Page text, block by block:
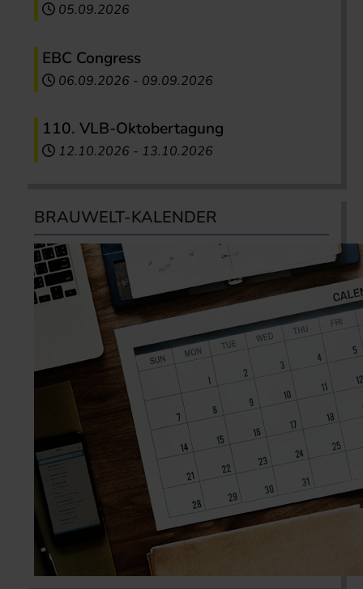
05.09.2026
EBC Congress
06.09.2026 - 09.09.2026
110. VLB-Oktobertagung
12.10.2026 - 13.10.2026
BRAUWELT-KALENDER